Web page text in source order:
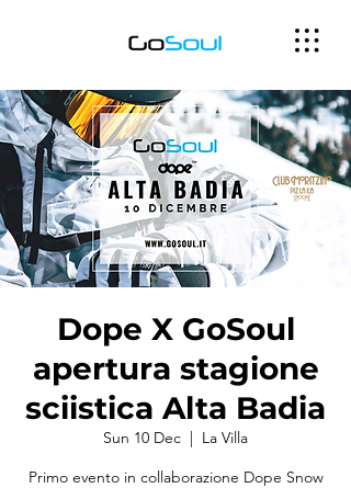
Dope X GoSoul
apertura stagione
sciistica Alta Badia
Sun 10 Dec
  |
La Villa
Primo evento in collaborazione Dope Snow